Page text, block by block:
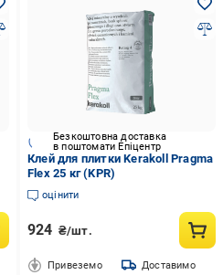
Безкоштовна доставка
в поштомати Епіцентр
Клей для плитки Kerakoll Pragma
Flex 25 кг (KPR)
оцінити
924 ₴/шт.
Привеземо Доставимо